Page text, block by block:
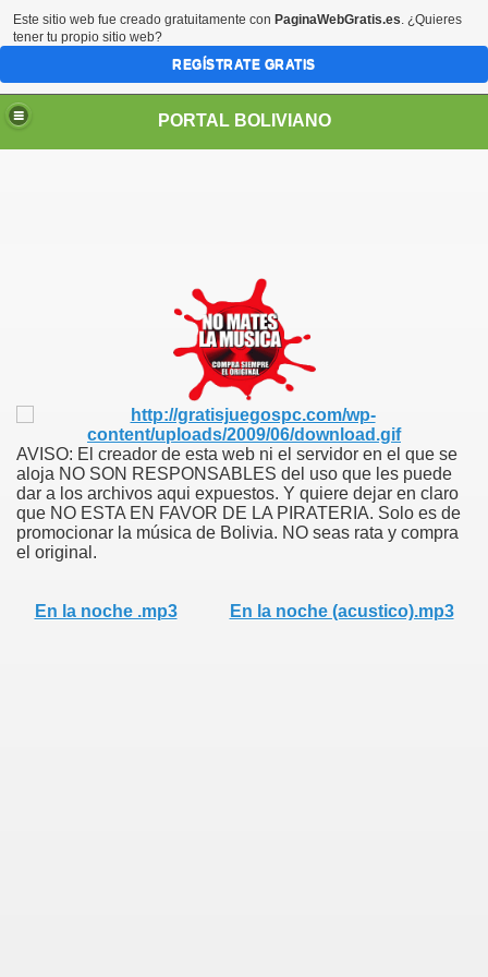
PORTAL BOLIVIANO
AVISO: El creador de esta web ni el servidor en el que se
aloja NO SON RESPONSABLES del uso que les puede
dar a los archivos aqui expuestos. Y quiere dejar en claro
que NO ESTA EN FAVOR DE LA PIRATERIA. Solo es de
promocionar la música de Bolivia. NO seas rata y compra
el original.
En la noche .mp3 En la noche (acustico).mp3
Este sitio web fue creado gratuitamente con PaginaWebGratis.es. ¿Quieres
tener tu propio sitio web?
REGÍSTRATE GRATIS